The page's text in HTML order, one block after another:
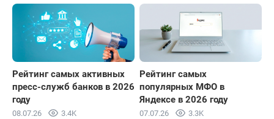
Рейтинг самых активных
пресс-служб банков в 2026
году
08.07.26 3.4K
Рейтинг самых
популярных МФО в
Яндексе в 2026 году
07.07.26 3.3K